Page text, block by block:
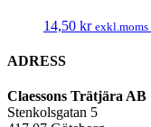
14,50 kr exkl.moms
ADRESS
Claessons Trätjära AB
Stenkolsgatan 5